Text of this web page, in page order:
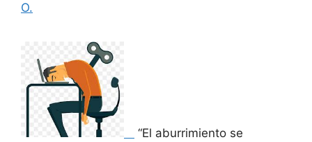
O.
“El aburrimiento se